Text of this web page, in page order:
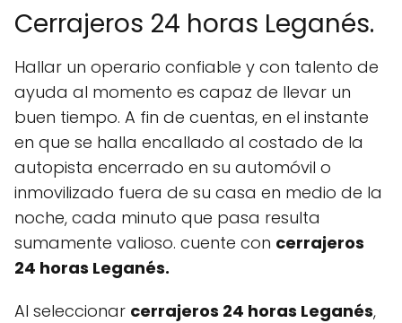
Cerrajeros 24 horas Leganés.
Hallar un operario confiable y con talento de
ayuda al momento es capaz de llevar un
buen tiempo. A fin de cuentas, en el instante
en que se halla encallado al costado de la
autopista encerrado en su automóvil o
inmovilizado fuera de su casa en medio de la
noche, cada minuto que pasa resulta
sumamente valioso. cuente con cerrajeros
24 horas Leganés.
Al seleccionar cerrajeros 24 horas Leganés,